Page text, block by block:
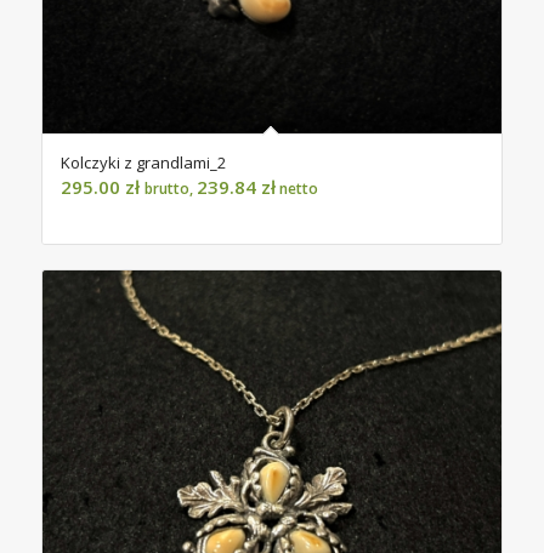
Kolczyki z grandlami_2
295.00 zł brutto, 239.84 złnetto